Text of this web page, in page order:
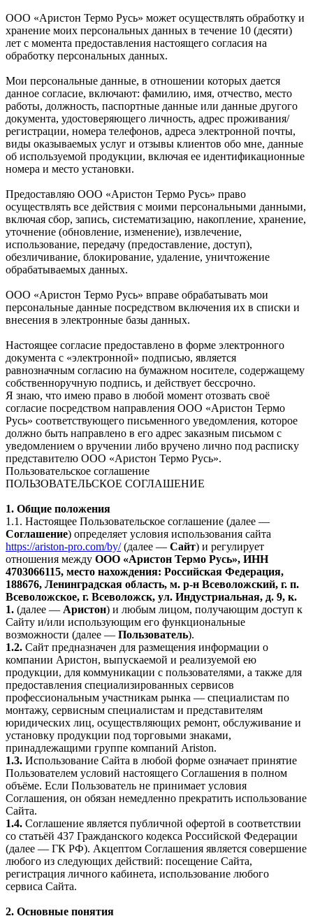
ООО «Аристон Термо Русь» может осуществлять обработку и
хранение моих персональных данных в течение 10 (десяти)
лет с момента предоставления настоящего согласия на
обработку персональных данных.
Мои персональные данные, в отношении которых дается
данное согласие, включают: фамилию, имя, отчество, место
работы, должность, паспортные данные или данные другого
документа, удостоверяющего личность, адрес проживания/
регистрации, номера телефонов, адреса электронной почты,
виды оказываемых услуг и отзывы клиентов обо мне, данные
об используемой продукции, включая ее идентификационные
номера и место установки.
Предоставляю ООО «Аристон Термо Русь» право
осуществлять все действия с моими персональными данными,
включая сбор, запись, систематизацию, накопление, хранение,
уточнение (обновление, изменение), извлечение,
использование, передачу (предоставление, доступ),
обезличивание, блокирование, удаление, уничтожение
обрабатываемых данных.
ООО «Аристон Термо Русь» вправе обрабатывать мои
персональные данные посредством включения их в списки и
внесения в электронные базы данных.
Настоящее согласие предоставлено в форме электронного
документа с «электронной» подписью, является
равнозначным согласию на бумажном носителе, содержащему
собственноручную подпись, и действует бессрочно.
Я знаю, что имею право в любой момент отозвать своё
согласие посредством направления ООО «Аристон Термо
Русь» соответствующего письменного уведомления, которое
должно быть направлено в его адрес заказным письмом с
уведомлением о вручении либо вручено лично под расписку
представителю ООО «Аристон Термо Русь».
Пользовательское соглашение
ПОЛЬЗОВАТЕЛЬСКОЕ СОГЛАШЕНИЕ
1. Общие положения
1.1. Настоящее Пользовательское соглашение (далее —
Соглашение) определяет условия использования сайта
https://ariston-pro.com/by/(далее — Сайт) и регулирует
отношения между ООО «Аристон Термо Русь», ИНН
4703066115, место нахождения: Российская Федерация,
188676, Ленинградская область, м. р-н Всеволожский, г. п.
Всеволожское, г. Всеволожск, ул. Индустриальная, д. 9, к.
1. (далее — Аристон) и любым лицом, получающим доступ к
Сайту и/или использующим его функциональные
возможности (далее — Пользователь).
1.2. Сайт предназначен для размещения информации о
компании Аристон, выпускаемой и реализуемой ею
продукции, для коммуникации с пользователями, а также для
предоставления специализированных сервисов
профессиональным участникам рынка — специалистам по
монтажу, сервисным специалистам и представителям
юридических лиц, осуществляющих ремонт, обслуживание и
установку продукции под торговыми знаками,
принадлежащими группе компаний Ariston.
1.3. Использование Сайта в любой форме означает принятие
Пользователем условий настоящего Соглашения в полном
объёме. Если Пользователь не принимает условия
Соглашения, он обязан немедленно прекратить использование
Сайта.
1.4. Соглашение является публичной офертой в соответствии
со статьёй 437 Гражданского кодекса Российской Федерации
(далее — ГК РФ). Акцептом Соглашения является совершение
любого из следующих действий: посещение Сайта,
регистрация личного кабинета, использование любого
сервиса Сайта.
2. Основные понятия